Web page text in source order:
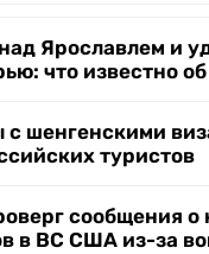
Ярославлем и
что известно
с шенгенскими
туристов
сообщения о
в ВС США из-за